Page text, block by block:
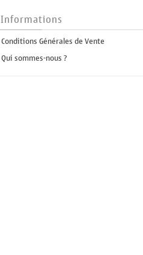
Informations
Conditions Générales de Vente
Qui sommes-nous ?